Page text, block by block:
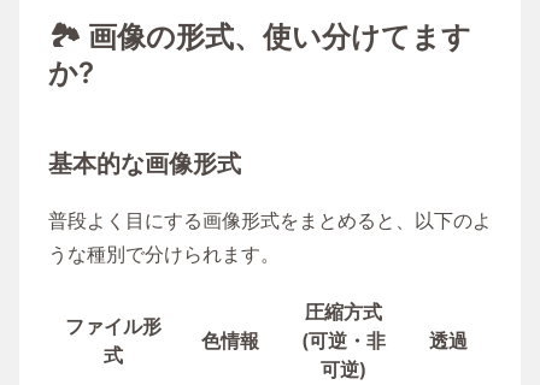
🏞 画像の形式、使い分けてます
か?
基本的な画像形式
普段よく目にする画像形式をまとめると、以下のよ
うな種別で分けられます。
ファイル形
式
色情報
圧縮方式
(可逆・非
可逆)
透過